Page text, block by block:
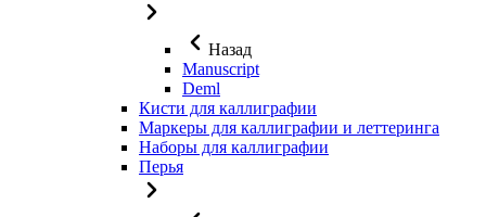
Назад
Manuscript
Deml
Кисти для каллиграфии
Маркеры для каллиграфии и леттеринга
Наборы для каллиграфии
Перья